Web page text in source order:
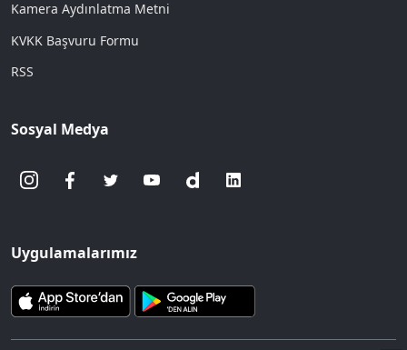
Kamera Aydınlatma Metni
KVKK Başvuru Formu
RSS
Sosyal Medya
Uygulamalarımız